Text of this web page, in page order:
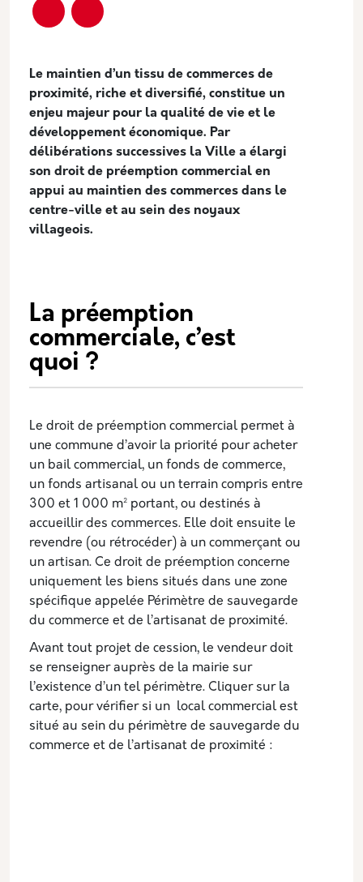
Description
Le maintien d’un tissu de commerces de
proximité, riche et diversifié, constitue un
enjeu majeur pour la qualité de vie et le
développement économique. Par
délibérations successives la Ville a élargi
son droit de préemption commercial en
appui au maintien des commerces dans le
centre-ville et au sein des noyaux
villageois.
La préemption
commerciale, c’est
quoi ?
Le droit de préemption commercial permet à
une commune d’avoir la priorité pour acheter
un bail commercial, un fonds de commerce,
un fonds artisanal ou un terrain compris entre
300 et 1 000 m² portant, ou destinés à
accueillir des commerces. Elle doit ensuite le
revendre (ou rétrocéder) à un commerçant ou
un artisan. Ce droit de préemption concerne
uniquement les biens situés dans une zone
spécifique appelée Périmètre de sauvegarde
du commerce et de l’artisanat de proximité.
Avant tout projet de cession, le vendeur doit
se renseigner auprès de la mairie sur
l’existence d’un tel périmètre. Cliquer sur la
carte, pour vérifier si un local commercial est
situé au sein du périmètre de sauvegarde du
commerce et de l’artisanat de proximité :